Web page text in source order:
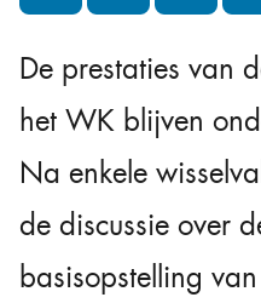
De prestaties van
het WK blijven
Na enkele
de discussie over
basisopstelling